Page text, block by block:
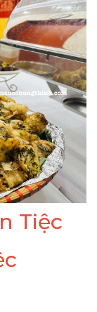
Tiệc